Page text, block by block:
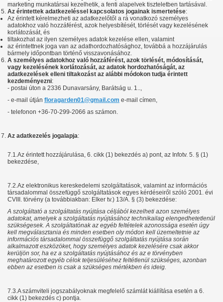
marketing munkatársai kezelhetik, a fenti alapelvek tiszteletben tartásával.
Az érintettek adatkezeléssel kapcsolatos jogainak ismertetése:
Az érintett kérelmezheti az adatkezelőtől a rá vonatkozó személyes
adatokhoz való hozzáférést, azok helyesbítését, törlését vagy kezelésének
korlátozását, és
tiltakozhat az ilyen személyes adatok kezelése ellen, valamint
az érintettnek joga van az adathordozhatósághoz, továbbá a hozzájárulás
bármely időpontban történő visszavonásához.
A személyes adatokhoz való hozzáférést, azok törlését, módosítását,
vagy kezelésének korlátozását, az adatok hordozhatóságát, az
adatkezelések elleni tiltakozást az alábbi módokon tudja érintett
kezdeményezni:
- postai úton a 2336 Dunavarsány, Barátság u. 1.
- e-mail útján floragarden01@gmail.com e-mail címen,
- telefonon +36-70-299-2066 as számon.
Az adatkezelés jogalapja:
7.1.Az érintett hozzájárulása, 6. cikk (1) bekezdés a) pont, az Infotv. 5. § (1)
bekezdése,
7.2.Az elektronikus kereskedelemi szolgáltatások, valamint az információs
társadalommal összefüggő szolgáltatások egyes kérdéseiről szóló 2001. évi
CVIII. törvény (a továbbiakban: Elker tv.) 13/A. § (3) bekezdése:
A szolgáltató a szolgáltatás nyújtása céljából kezelheti azon személyes
adatokat, amelyek a szolgáltatás nyújtásához technikailag elengedhetetlenül
szükségesek. A szolgáltatónak az egyéb feltételek azonossága esetén úgy
kell megválasztania és minden esetben oly módon kell üzemeltetnie az
információs társadalommal összefüggő szolgáltatás nyújtása során
alkalmazott eszközöket, hogy személyes adatok kezelésére csak akkor
kerüljön sor, ha ez a szolgáltatás nyújtásához és az e törvényben
meghatározott egyéb célok teljesüléséhez feltétlenül szükséges, azonban
ebben az esetben is csak a szükséges mértékben és ideig.
7.3.A számviteli jogszabályoknak megfelelő számlát kiállítása esetén a 6.
cikk (1) bekezdés c) pontja.